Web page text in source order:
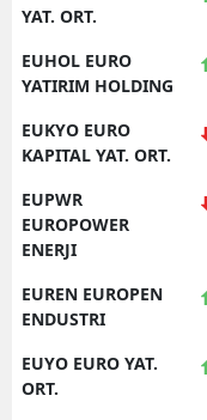
YAT. ORT.
EUHOL EURO
YATIRIM HOLDING
EUKYO EURO
KAPITAL YAT. ORT.
EUPWR
EUROPOWER
ENERJI
EUREN EUROPEN
ENDUSTRI
EUYO EURO YAT.
ORT.